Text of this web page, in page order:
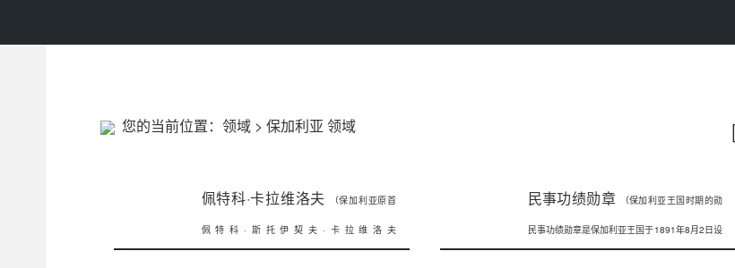
您的当前位置： 领域 > 保加利亚 领域
佩特科·卡拉维洛夫 （保加利亚原首
相）
佩特科·斯托伊契夫·卡拉维洛夫
民事功绩勋章 （保加利亚王国时期的勋
章）
民事功绩勋章是保加利亚王国于1891年8月2日设